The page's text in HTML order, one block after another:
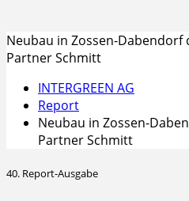
Neubau in Zossen-Dabendorf
Partner Schmitt
INTERGREEN AG
Report
Neubau in Zossen-
Partner Schmitt
40. Report-Ausgabe